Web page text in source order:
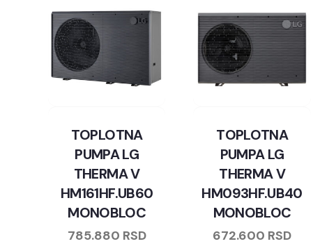
TOPLOTNA
PUMPA LG
THERMA V
HM161HF.UB60
MONOBLOC
785.880 RSD
TOPLOTNA
PUMPA LG
THERMA V
HM093HF.UB40
MONOBLOC
672.600 RSD